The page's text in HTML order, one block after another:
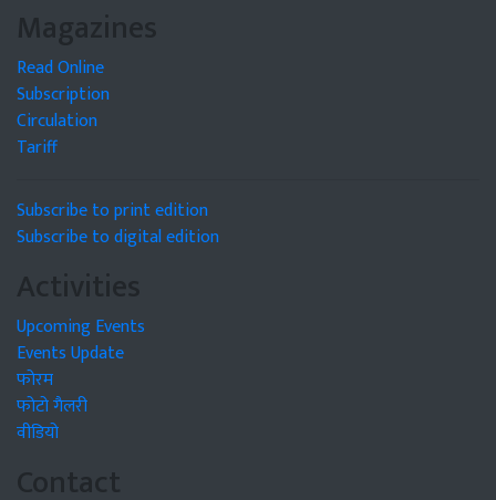
Magazines
Read Online
Subscription
Circulation
Tariff
Subscribe to print edition
Subscribe to digital edition
Activities
Upcoming Events
Events Update
फोरम
फोटो गैलरी
वीडियो
Contact